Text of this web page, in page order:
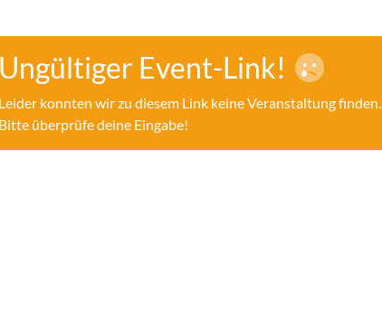
Ungültiger Event-Link!
Leider konnten wir zu diesem Link keine Veranstaltung finden.
Bitte überprüfe deine Eingabe!